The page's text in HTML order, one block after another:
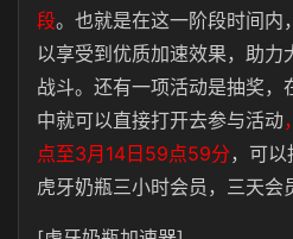
段。也就是在这一阶段时间内
以享受到优质加速效果，助力
战斗。还有一项活动是抽奖
中就可以直接打开去参与活动
点至3月14日59点59分 ，可以
虎牙奶瓶三小时会员，三天会